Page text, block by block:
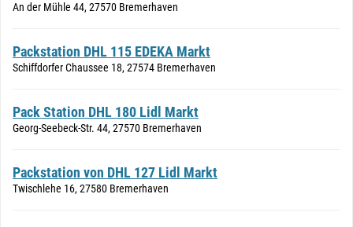
An der Mühle 44, 27570 Bremerhaven
Packstation DHL 115 EDEKA Markt
Schiffdorfer Chaussee 18, 27574 Bremerhaven
Pack Station DHL 180 Lidl Markt
Georg-Seebeck-Str. 44, 27570 Bremerhaven
Packstation von DHL 127 Lidl Markt
Twischlehe 16, 27580 Bremerhaven